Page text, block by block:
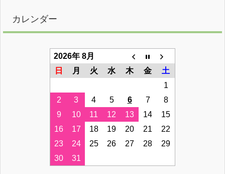
カレンダー
2026年 8月
日
月 火 水 木 金
土
1
2
3 4 5 6 7
8
9
10 11 12 13 14
15
16
17 18 19 20 21
22
23
24 25 26 27 28
29
30
31